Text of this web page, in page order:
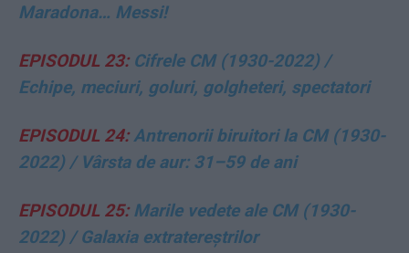
Maradona… Messi!
EPISODUL 23:Cifrele CM (1930-2022) /
Echipe, meciuri, goluri, golgheteri, spectatori
EPISODUL 24:Antrenorii biruitori la CM (1930-
2022) / Vârsta de aur: 31–59 de ani
EPISODUL 25:Marile vedete ale CM (1930-
2022) / Galaxia extratereștrilor